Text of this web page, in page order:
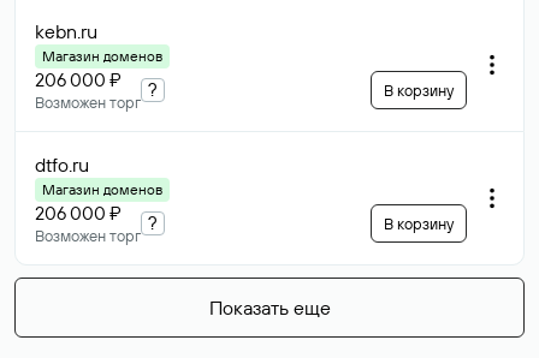
kebn.ru
Магазин доменов
206 000 ₽
Возможен торг
? В корзину
dtfo.ru
Магазин доменов
206 000 ₽
Возможен торг
? В корзину
Показать еще